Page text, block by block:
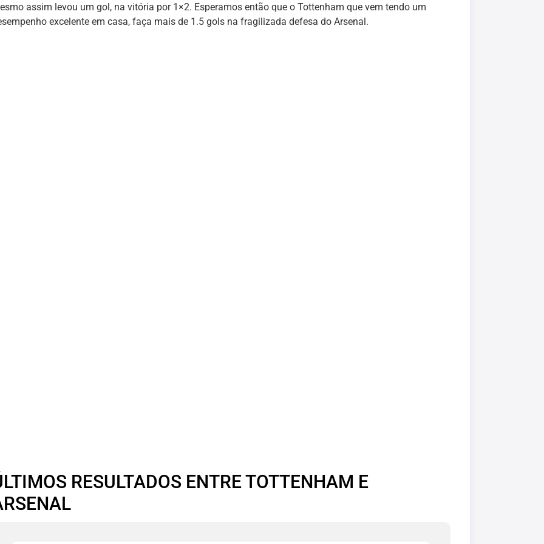
assim levou um gol, na vitória por 1×2. Esperamos então que o Tottenham que vem tendo um
excelente em casa, faça mais de 1.5 gols na fragilizada defesa do Arsenal.
RESULTADOS ENTRE TOTTENHAM E